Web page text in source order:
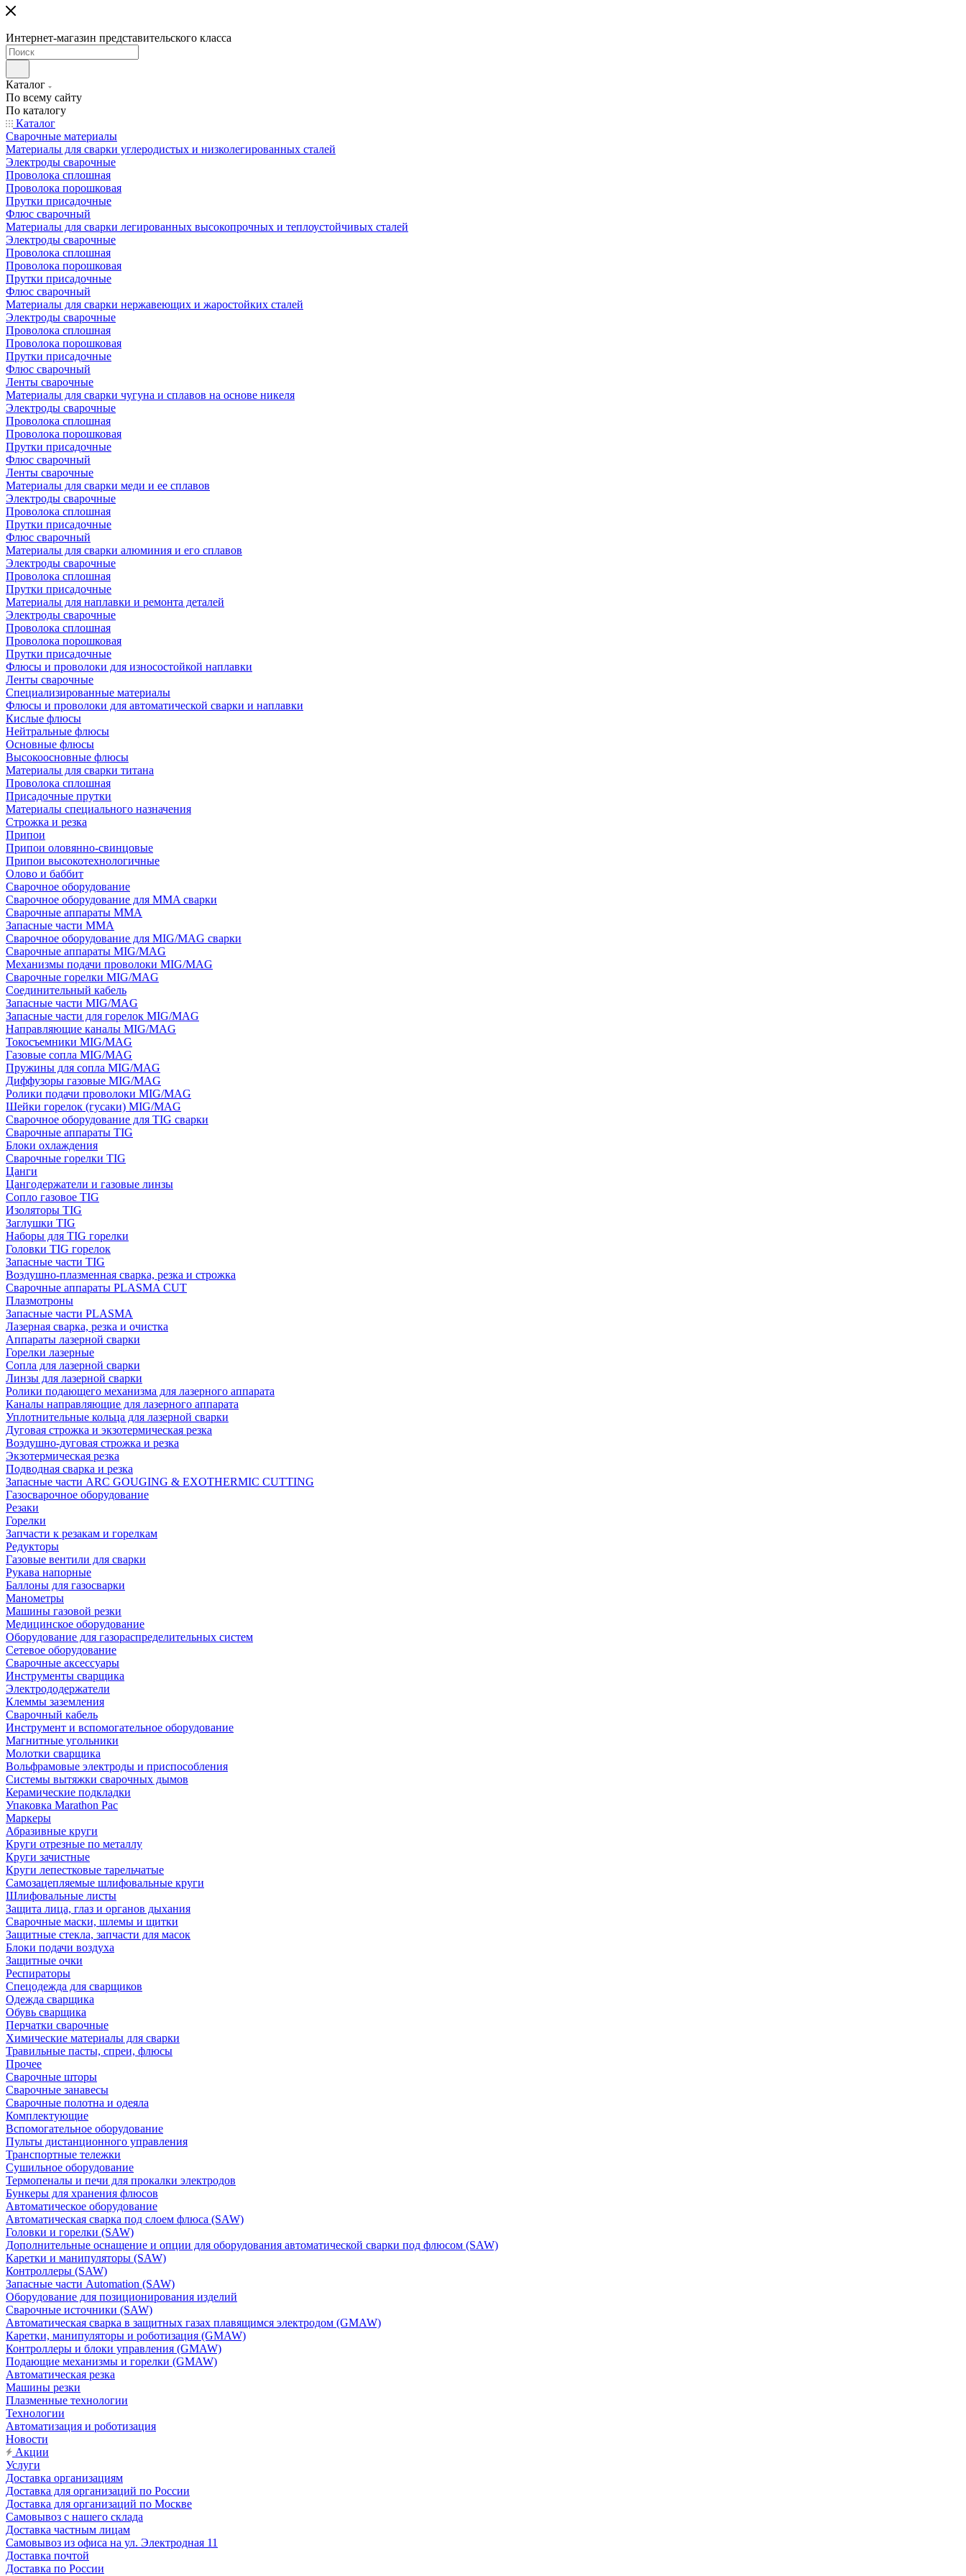
Интернет-магазин представительского класса
Каталог
По всему сайту
По каталогу
Каталог
Сварочные материалы
Материалы для сварки углеродистых и низколегированных сталей
Электроды сварочные
Проволока сплошная
Проволока порошковая
Прутки присадочные
Флюс сварочный
Материалы для сварки легированных высокопрочных и теплоустойчивых сталей
Электроды сварочные
Проволока сплошная
Проволока порошковая
Прутки присадочные
Флюс сварочный
Материалы для сварки нержавеющих и жаростойких сталей
Электроды сварочные
Проволока сплошная
Проволока порошковая
Прутки присадочные
Флюс сварочный
Ленты сварочные
Материалы для сварки чугуна и сплавов на основе никеля
Электроды сварочные
Проволока сплошная
Проволока порошковая
Прутки присадочные
Флюс сварочный
Ленты сварочные
Материалы для сварки меди и ее сплавов
Электроды сварочные
Проволока сплошная
Прутки присадочные
Флюс сварочный
Материалы для сварки алюминия и его сплавов
Электроды сварочные
Проволока сплошная
Прутки присадочные
Материалы для наплавки и ремонта деталей
Электроды сварочные
Проволока сплошная
Проволока порошковая
Прутки присадочные
Флюсы и проволоки для износостойкой наплавки
Ленты сварочные
Специализированные материалы
Флюсы и проволоки для автоматической сварки и наплавки
Кислые флюсы
Нейтральные флюсы
Основные флюсы
Высокоосновные флюсы
Материалы для сварки титана
Проволока сплошная
Присадочные прутки
Материалы специального назначения
Строжка и резка
Припои
Припои оловянно-свинцовые
Припои высокотехнологичные
Олово и баббит
Сварочное оборудование
Сварочное оборудование для MMA сварки
Сварочные аппараты MMA
Запасные части MMA
Сварочное оборудование для MIG/MAG сварки
Сварочные аппараты MIG/MAG
Механизмы подачи проволоки MIG/MAG
Сварочные горелки MIG/MAG
Соединительный кабель
Запасные части MIG/MAG
Запасные части для горелок MIG/MAG
Направляющие каналы MIG/MAG
Токосъемники MIG/MAG
Газовые сопла MIG/MAG
Пружины для сопла MIG/MAG
Диффузоры газовые MIG/MAG
Ролики подачи проволоки MIG/MAG
Шейки горелок (гусаки) MIG/MAG
Сварочное оборудование для TIG сварки
Сварочные аппараты TIG
Блоки охлаждения
Сварочные горелки TIG
Цанги
Цангодержатели и газовые линзы
Сопло газовое TIG
Изоляторы TIG
Заглушки TIG
Наборы для TIG горелки
Головки TIG горелок
Запасные части TIG
Воздушно-плазменная сварка, резка и строжка
Сварочные аппараты PLASMA CUT
Плазмотроны
Запасные части PLASMA
Лазерная сварка, резка и очистка
Аппараты лазерной сварки
Горелки лазерные
Сопла для лазерной сварки
Линзы для лазерной сварки
Ролики подающего механизма для лазерного аппарата
Каналы направляющие для лазерного аппарата
Уплотнительные кольца для лазерной сварки
Дуговая строжка и экзотермическая резка
Воздушно-дуговая строжка и резка
Экзотермическая резка
Подводная сварка и резка
Запасные части ARC GOUGING & EXOTHERMIC CUTTING
Газосварочное оборудование
Резаки
Горелки
Запчасти к резакам и горелкам
Редукторы
Газовые вентили для сварки
Рукава напорные
Баллоны для газосварки
Манометры
Машины газовой резки
Медицинское оборудование
Оборудование для газораспределительных систем
Сетевое оборудование
Сварочные аксессуары
Инструменты сварщика
Электрододержатели
Клеммы заземления
Сварочный кабель
Инструмент и вспомогательное оборудование
Магнитные угольники
Молотки сварщика
Вольфрамовые электроды и приспособления
Системы вытяжки сварочных дымов
Керамические подкладки
Упаковка Marathon Pac
Маркеры
Абразивные круги
Круги отрезные по металлу
Круги зачистные
Круги лепестковые тарельчатые
Самозацепляемые шлифовальные круги
Шлифовальные листы
Защита лица, глаз и органов дыхания
Сварочные маски, шлемы и щитки
Защитные стекла, запчасти для масок
Блоки подачи воздуха
Защитные очки
Респираторы
Спецодежда для сварщиков
Одежда сварщика
Обувь сварщика
Перчатки сварочные
Химические материалы для сварки
Травильные пасты, спреи, флюсы
Прочее
Сварочные шторы
Сварочные занавесы
Сварочные полотна и одеяла
Комплектующие
Вспомогательное оборудование
Пульты дистанционного управления
Транспортные тележки
Сушильное оборудование
Термопеналы и печи для прокалки электродов
Бункеры для хранения флюсов
Автоматическое оборудование
Автоматическая сварка под слоем флюса (SAW)
Головки и горелки (SAW)
Дополнительные оснащение и опции для оборудования автоматической сварки под флюсом (SAW)
Каретки и манипуляторы (SAW)
Контроллеры (SAW)
Запасные части Automation (SAW)
Оборудование для позиционирования изделий
Сварочные источники (SAW)
Автоматическая сварка в защитных газах плавящимся электродом (GMAW)
Каретки, манипуляторы и роботизация (GMAW)
Контроллеры и блоки управления (GMAW)
Подающие механизмы и горелки (GMAW)
Автоматическая резка
Машины резки
Плазменные технологии
Технологии
Автоматизация и роботизация
Новости
Акции
Услуги
Доставка организациям
Доставка для организаций по России
Доставка для организаций по Москве
Самовывоз с нашего склада
Доставка частным лицам
Самовывоз из офиса на ул. Электродная 11
Доставка почтой
Доставка по России